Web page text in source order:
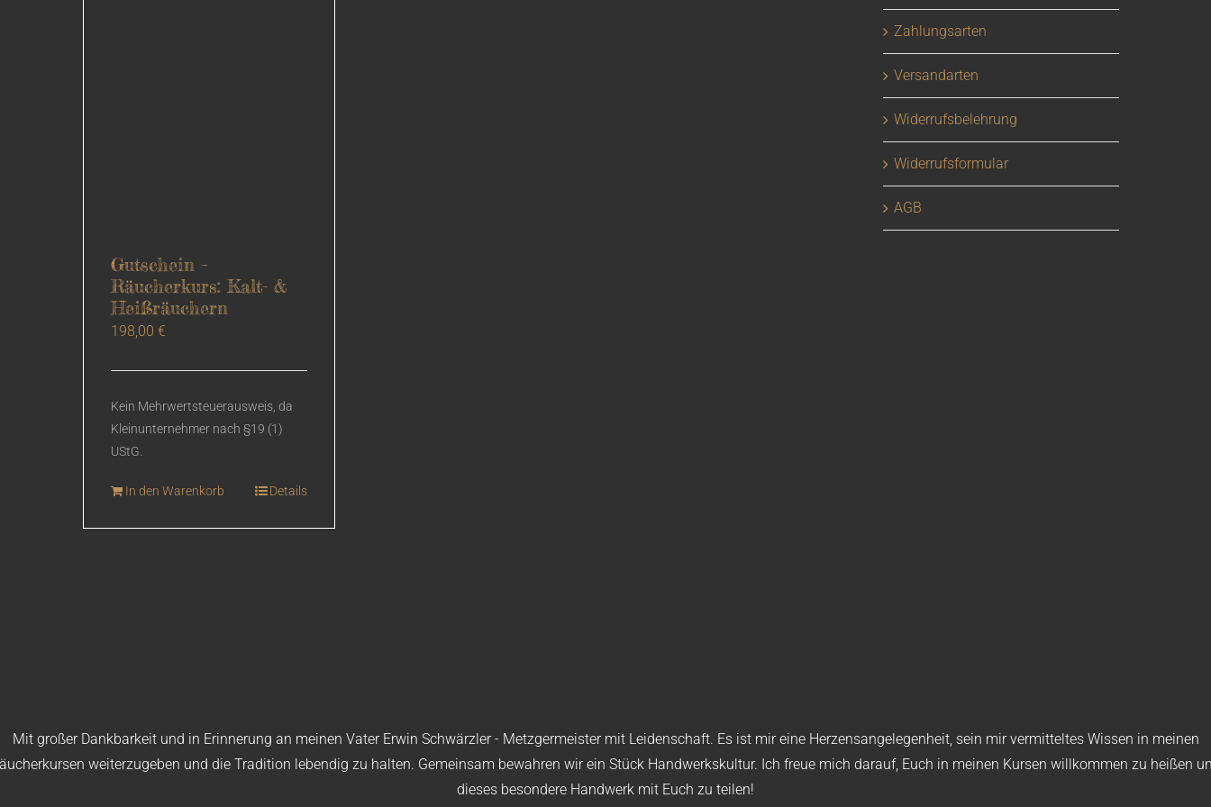
Gutschein –
Räucherkurs: Kalt- &
Heißräuchern
198,00 €
Kein Mehrwertsteuerausweis, da
Kleinunternehmer nach §19 (1)
UStG.
In den Warenkorb Details
Zahlungsarten
Versandarten
Widerrufsbelehrung
Widerrufsformular
AGB
Mit großer Dankbarkeit und in Erinnerung an meinen Vater Erwin Schwärzler - Metzgermeister mit Leidenschaft. Es ist mir eine Herzensangelegenheit, sein mir vermitteltes Wissen in meinen
weiterzugeben und die Tradition lebendig zu halten. Gemeinsam bewahren wir ein Stück Handwerkskultur. Ich freue mich darauf, Euch in meinen Kursen willkommen zu heißen
dieses besondere Handwerk mit Euch zu teilen!